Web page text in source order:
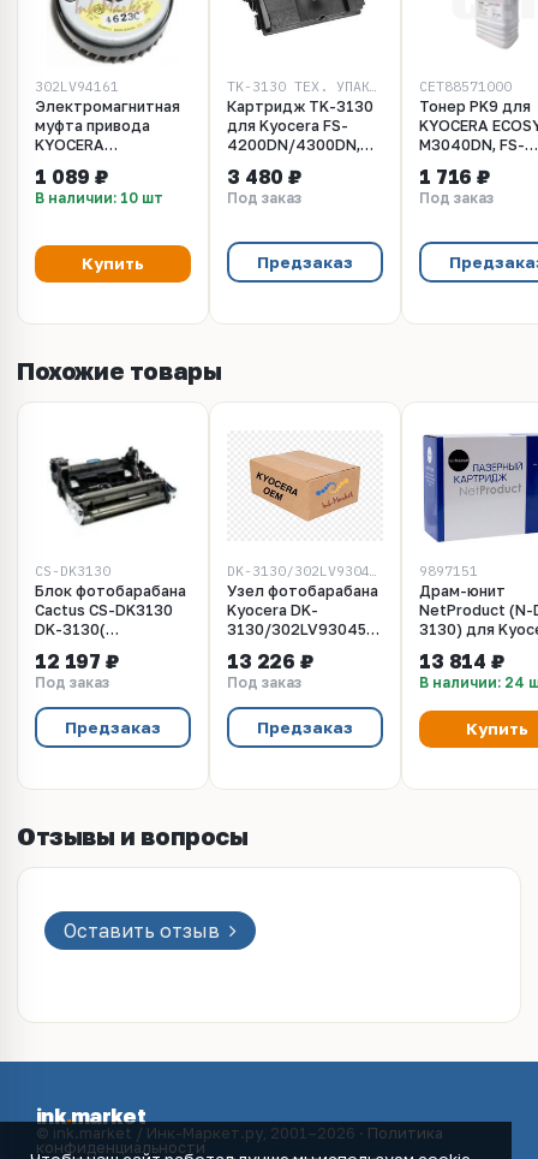
302LV94161
Электромагнитная
муфта привода
KYOCERA
1 089 ₽
В наличии: 10 шт
Купить
TK-3130 ТЕХ. УПАКОВКА
Картридж TK-3130
для Kyocera FS-
4200DN/4300DN,
10 000 страниц,
технологическая
3 480 ₽
Под заказ
Предзаказ
CET88571000
Тонер PK9 для
KYOCERA
M3040DN, FS-
(Japan), 1кг/
(унив.),
1 716 ₽
Под заказ
Похожие товары
CS-DK3130
Блок фотобарабана
Cactus CS-DK3130
DK-3130(
4100, 4200, 4300
Kyocera
12 197 ₽
Под заказ
Предзаказ
DK-3130/302LV93045 ТЕХ.УП (STD)
Узел фотобарабана
Kyocera DK-
3130/302LV93045
упаковка (standart)
13 226 ₽
Под заказ
Предзаказ
9897151
Драм-юнит
NetProduct (N-
3130) для
4100DN/
500К
13 814 ₽
В наличии: 24
Купить
Отзывы и вопросы
Оставить отзыв
ink.market
© ink.market / Инк-Маркет.ру, 2001–2026 · Политика
конфиденциальности